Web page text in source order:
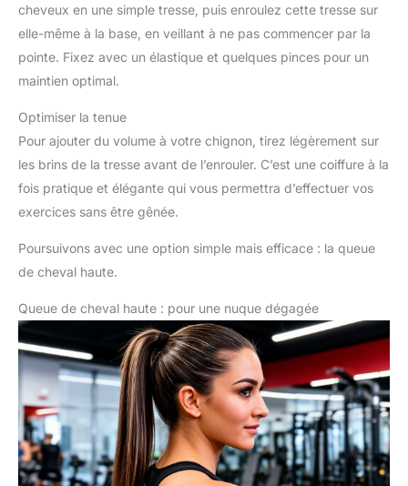
cheveux en une simple tresse, puis enroulez cette tresse sur
elle-même à la base, en veillant à ne pas commencer par la
pointe. Fixez avec un élastique et quelques pinces pour un
maintien optimal.
Optimiser la tenue
Pour ajouter du volume à votre chignon, tirez légèrement sur
les brins de la tresse avant de l’enrouler. C’est une coiffure à la
fois pratique et élégante qui vous permettra d’effectuer vos
exercices sans être gênée.
Poursuivons avec une option simple mais efficace : la queue
de cheval haute.
Queue de cheval haute : pour une nuque dégagée